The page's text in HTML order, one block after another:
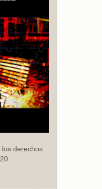
los derechos